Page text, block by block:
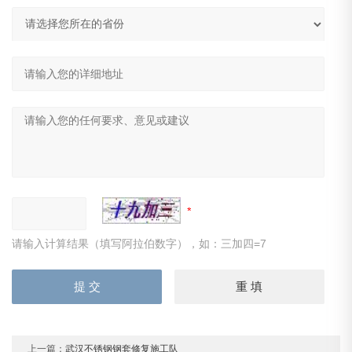
请输入计算结果（填写阿拉伯数字），如：三加四=7
上一篇：武汉不锈钢钢套修复施工队